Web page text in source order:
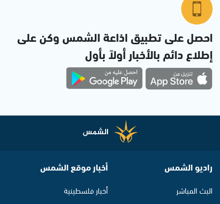
احصل على تطبيق اذاعة الشمس وكن على
إطلاع دائم بالأخبار أولاً بأول
راديو الشمس
البث المباشر
أخبار موقع الشمس
أخبار فلسطينية